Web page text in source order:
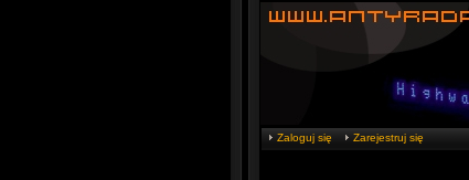
Zaloguj się Zarejestruj się